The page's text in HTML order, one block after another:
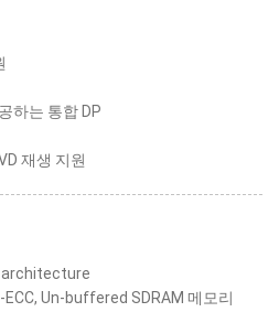
하는 통합 DP
재생 지원
architecture
Un-buffered SDRAM 메모리